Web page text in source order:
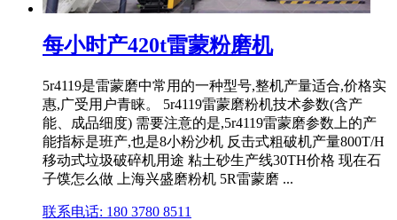
每小时产420t雷蒙粉磨机
5r4119是雷蒙磨中常用的一种型号,整机产量适合,价格实
惠,广受用户青睐。 5r4119雷蒙磨粉机技术参数(含产
能、成品细度) 需要注意的是,5r4119雷蒙磨参数上的产
能指标是班产,也是8小粉沙机 反击式粗破机产量800T/H
移动式垃圾破碎机用途 粘土砂生产线30TH价格 现在石
子馍怎么做 上海兴盛磨粉机 5R雷蒙磨 ...
联系电话: 180 3780 8511